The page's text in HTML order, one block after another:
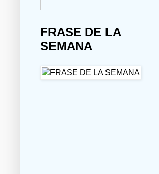
FRASE DE LA
SEMANA